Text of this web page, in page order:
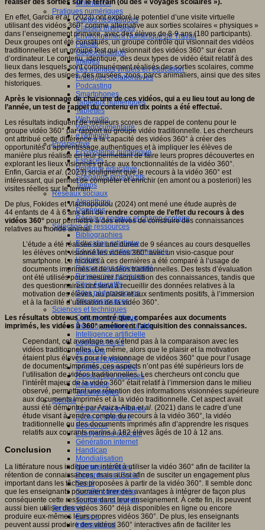
Orientation
Pratiques numériques
Cartes heuristiques
Classes inversées
Environnement Numérique de Travail
Fablab
Géolocalisation
Images
Les mondes virtuels en éducation
Pratiques collaboratives
Podcasting
Smartphones
Tableaux numériques
Tablettes
Web radio
Webdocumentaire
eTwinning
Prospective
Ecosystème numérique
Espaces
Politique éducative
Scénarios prospectifs
Temps
Réseaux sociaux
Algorithme
Données
Réseaux sociaux et champ scolaire
Sélection de ressources
Bibliographies
Education artistique
Education environnementale
Histoire
Ressources citoyenneté
Ressources sciences
Sites éducatifs
Sites pédagogiques
Sites ressources
Sciences et techniques
Culture scientifique
Développement durable
Intelligence artificielle
Logiciels libres
Métavers
Outils et logiciels
Réalité augmentée
Ressources sciences
Robotique
Technologies
Société
Acteurs des territoires
Ecole et structure
Economie
Ecosystème éducatif
Génération internet
Handicap
Mondialisation
Normes scolaires
Regards sur l’Ecole
Santé
Société connectée
Territoires et projets
Territoires
Europe
International
réaliser des sorties sur le terrain (ou des « voyages scolaires »).
En effet, Garciaet al. (2023) ont exploré le potentiel d’une visite virtuelle
utilisant des vidéos 360° comme alternative aux sorties scolaires « physiques »
dans l’enseignement primaire, avec des élèves de 8-9 ans (180 participants).
Deux groupes ont été constitués, un groupe contrôle qui visionnait des vidéos
traditionnelles et un groupe test qui visionnait des vidéos 360° sur écran
d’ordinateur. Le contenu, identique, des deux types de vidéo était relatif à des
lieux dans lesquels sont communément réalisés des sorties scolaires, comme
des fermes, des usines, des musées, zoos, parcs animaliers, ainsi que des sites
historiques.
Après le visionnage de chacune de ces vidéos, qui a eu lieu tout au long de
l’année, un test de rappel du contenu en dix points a été effectué.
Les résultats indiquent de meilleurs scores de rappel de contenu pour le
groupe vidéo 360° par rapport au groupe vidéo traditionnelle. Les chercheurs
ont attribué cette différence à la capacité des vidéos 360° à créer des
opportunités d’apprentissage authentiques et à impliquer les élèves de
manière plus réaliste en leur permettant de faire leurs propres découvertes en
explorant les lieux visionnés grâce aux fonctionnalités de la vidéo 360°.
Enfin, Garcia et al. (2023) soulignent que le recours à la vidéo 360° est
intéressant, qui permet de compléter et enrichir (en amont ou a posteriori) les
visites réelles sur le terrain.
De plus, Fokides et Vlachopoulou (2024) ont mené une étude auprès de
44 enfants de 4 à 6 ans afin derendre compte de l’effet du recours à des
vidéos 360° pour permettre à des élèves de construire des connaissances
relatives au monde animal.
L’étude a été réalisée sur une durée de 9 séances au cours desquelles
les élèves ont visionné les vidéos 360° avec un visio-casque pour
smartphone. Le recours à ces dernières a été comparé à l’usage de
documents imprimés et de vidéos traditionnelles. Des tests d’évaluation
ont été utilisés pour mesurer l’acquisition des connaissances, tandis que
des questionnaires ont servi à recueillir des données relatives à la
motivation des élèves, au plaisir et aux sentiments positifs, à l’immersion
et à la facilité d’utilisation de la vidéo 360°.
Les résultats obtenus ont montré que, comparées aux documents
imprimés, les vidéos à 360° améliorent l’acquisition des connaissances.
Cependant, cet avantage ne s’étend pas à la comparaison avec les
vidéos traditionnelles. De même, alors que le plaisir et la motivation
étaient plus élevés pour le visionnage de vidéos 360° que pour l’usage
de documents imprimés, ces aspects n’ont pas été supérieurs lors de
l’utilisation de vidéos traditionnelles. Les chercheurs ont conclu que
l’intérêt majeur de la vidéo 360° était relatif à l’immersion dans le milieu
observé, permettant une rétention des informations visionnées supérieure
aux documents imprimés et à la vidéo traditionnelle. Cet aspect avait
aussi été démontré par Araiza-Albaet al. (2021) dans le cadre d’une
étude visant à rendre compte du recours à la vidéo 360°, la vidéo
traditionnelle ou des documents imprimés afin d’apprendre les risques
relatifs aux courants marins à 182 élèves âgés de 10 à 12 ans.
Conclusion
La littérature nous indique un intérêt à utiliser la vidéo 360° afin de faciliter la
rétention de connaissances, mais aussi afin de susciter un engagement plus
important dans les tâches proposées à partir de la vidéo 360°. Il semble donc
que les enseignants pourraient tirer des avantages à intégrer de façon plus
conséquente cette ressource dans leur enseignement. À cette fin, ils peuvent
aussi bien utiliser des vidéos 360° déjà disponibles en ligne ou encore
produire eux-mêmes leurs propres vidéos 360°. De plus, les enseignants
peuvent aussi produire des vidéos 360° interactives afin de faciliter les